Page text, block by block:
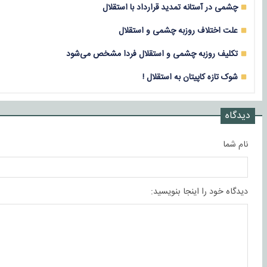
چشمی در آستانه تمدید قرارداد با استقلال
علت اختلاف روزبه چشمی و استقلال
تکلیف روزبه چشمی و استقلال فردا مشخص می‌شود
شوک تازه کاپیتان به استقلال !
دیدگاه
نام شما
دیدگاه خود را اینجا بنویسید: